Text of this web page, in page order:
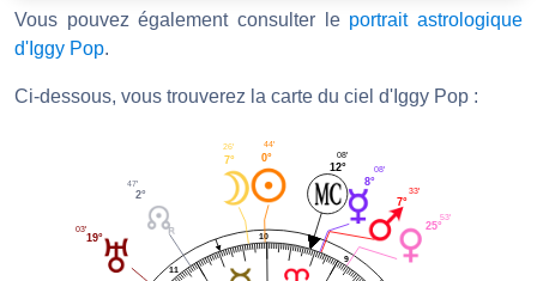
Vous pouvez également consulter le portrait astrologique
d'Iggy Pop.
Ci-dessous, vous trouverez la carte du ciel d'Iggy Pop :
9
10
11
25°
53'
7°
33'
8°
08'
12°
08'
0°
44'
7°
26'
2°
47'
19°
03'